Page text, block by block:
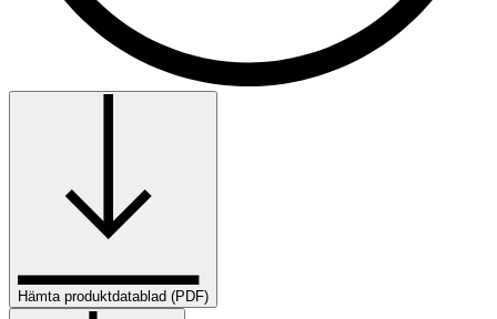
Hämta produktdatablad (PDF)